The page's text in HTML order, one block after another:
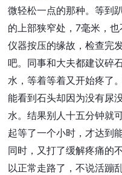
微轻松一点的那种。等到
的上部狭窄处，7毫米，
仪器按压的缘故，检查完
吧。同事和大夫都建议碎
水，等着等着又开始疼了
能看到石头却因为没有尿
水。结果别人十五分钟就
起等了一个小时，才达到
同时，又打了缓解疼痛的
以正常走路了，不说活蹦